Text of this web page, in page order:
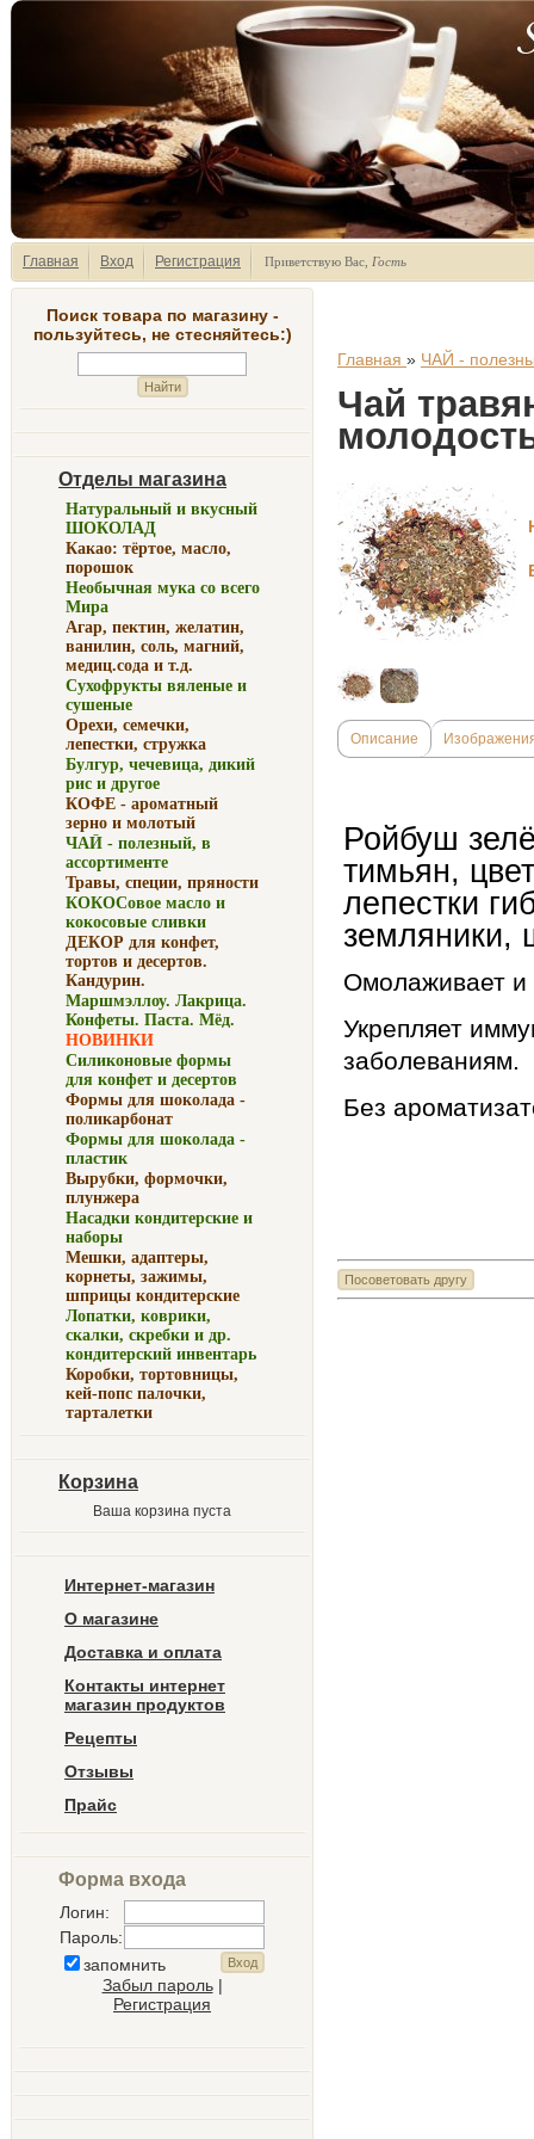
Главная Вход Регистрация Приветствую Вас Гость
Поиск товара по магазину -
пользуйтесь, не стесняйтесь:)
Отделы магазина
Натуральный и вкусный
ШОКОЛАД
Какао: тёртое, масло,
порошок
Необычная мука со всего
Мира
Агар, пектин, желатин,
ванилин, соль, магний,
медиц.сода и т.д.
Сухофрукты вяленые и
сушеные
Орехи, семечки,
лепестки, стружка
Булгур, чечевица, дикий
рис и другое
КОФЕ - ароматный
зерно и молотый
ЧАЙ - полезный, в
ассортименте
Травы, специи, пряности
КОКОСовое масло и
кокосовые сливки
ДЕКОР для конфет,
тортов и десертов.
Кандурин.
Маршмэллоу. Лакрица.
Конфеты. Паста. Мёд.
НОВИНКИ
Силиконовые формы
для конфет и десертов
Формы для шоколада -
поликарбонат
Формы для шоколада -
пластик
Вырубки, формочки,
плунжера
Насадки кондитерские и
наборы
Мешки, адаптеры,
корнеты, зажимы,
шприцы кондитерские
Лопатки, коврики,
скалки, скребки и др.
кондитерский инвентарь
Коробки, тортовницы,
кей-попс палочки,
тарталетки
Корзина
Ваша корзина пуста
Интернет-магазин
О магазине
Доставка и оплата
Контакты интернет
магазин продуктов
Рецепты
Отзывы
Прайс
Форма входа
Логин:
Пароль:
запомнить
Забыл пароль|
Регистрация
Главная » ЧАЙ -
Чай
Описание
Ройбуш
тимьян,
лепестки
земляники,
Омолаживает и
Укрепляет
заболеваниям.
Без